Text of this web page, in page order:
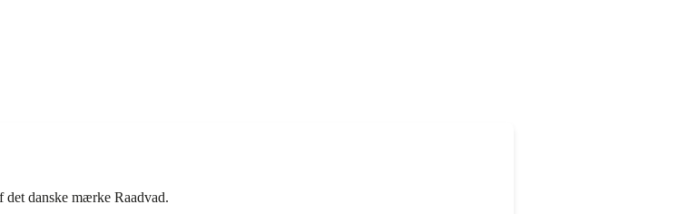
det danske mærke Raadvad.